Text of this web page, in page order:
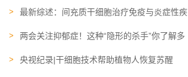
最新综述：间充质干细胞治疗免疫与炎症性疾
两会关注抑郁症！这种“隐形的杀手”你了解多
央视纪录|干细胞技术帮助植物人恢复苏醒